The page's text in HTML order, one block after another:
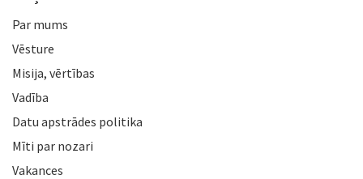
Par mums
Vēsture
Misija, vērtības
Vadība
Datu apstrādes politika
Mīti par nozari
Vakances